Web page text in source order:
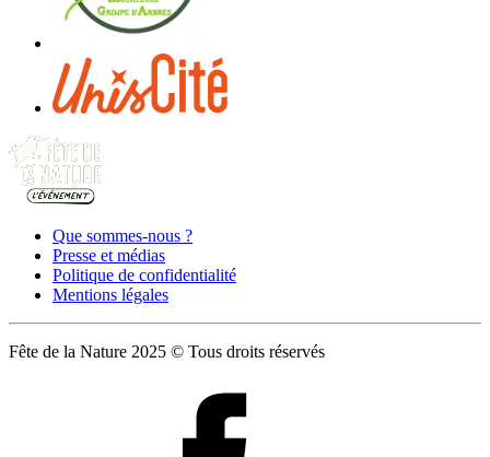
Que sommes-nous ?
Presse et médias
Politique de confidentialité
Mentions légales
Fête de la Nature 2025 © Tous droits réservés